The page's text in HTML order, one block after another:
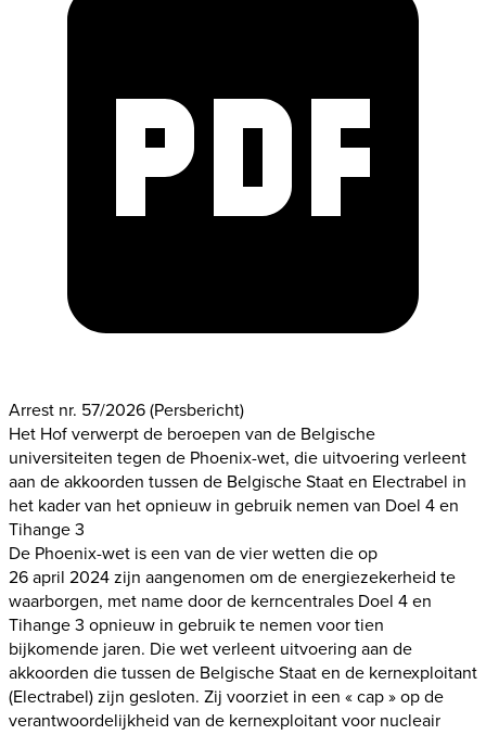
Arrest nr. 57/2026(Persbericht)
Het Hof verwerpt de beroepen van de Belgische
universiteiten tegen de Phoenix-wet, die uitvoering verleent
aan de akkoorden tussen de Belgische Staat en Electrabel in
het kader van het opnieuw in gebruik nemen van Doel 4 en
Tihange 3
De Phoenix-wet is een van de vier wetten die op
26 april 2024 zijn aangenomen om de energiezekerheid te
waarborgen, met name door de kerncentrales Doel 4 en
Tihange 3 opnieuw in gebruik te nemen voor tien
bijkomende jaren. Die wet verleent uitvoering aan de
akkoorden die tussen de Belgische Staat en de kernexploitant
(Electrabel) zijn gesloten. Zij voorziet in een « cap » op de
verantwoordelijkheid van de kernexploitant voor nucleair